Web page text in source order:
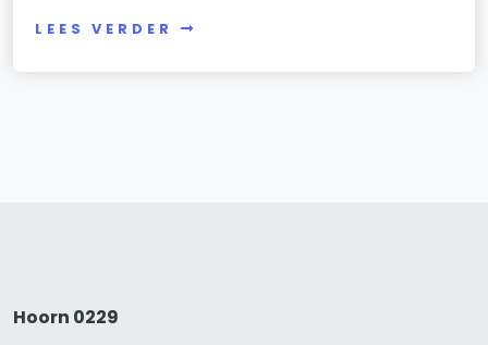
LEES VERDER
Hoorn 0229